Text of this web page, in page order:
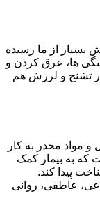
بسیار از ما رسیده
ها، عرق کردن و
تشنج و لرزش هم
و مواد مخدر به کار
که به بیمار کمک
پیدا کند.
عاطفی، روانی